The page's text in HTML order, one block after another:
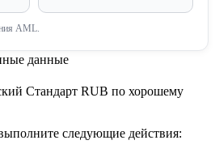
AML.
данные
Стандарт RUB по хорошему
следующие действия: